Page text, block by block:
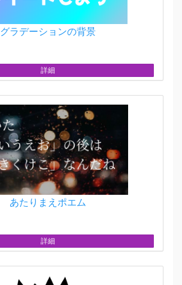
グラデーションの背景
詳細
あたりまえポエム
詳細